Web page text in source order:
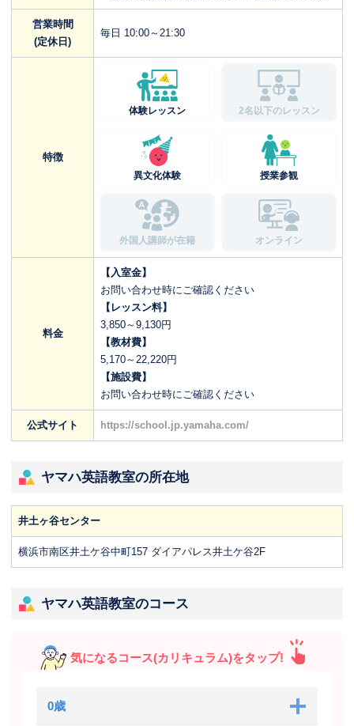
営業時間
(定休日)
毎日 10:00～21:30
特徴
体験レッスン 2名以下のレッスン
異文化体験 授業参観
外国人講師が在籍 オンライン
料金
【入室金】
お問い合わせ時にご確認ください
【レッスン料】
3,850～9,130円
【教材費】
5,170～22,220円
【施設費】
お問い合わせ時にご確認ください
公式サイト https://school.jp.yamaha.com/
ヤマハ英語教室の所在地
井土ヶ谷センター
横浜市南区井土ケ谷中町157 ダイアパレス井土ケ谷2F
ヤマハ英語教室のコース
気になるコース(カリキュラム)をタップ!
0歳